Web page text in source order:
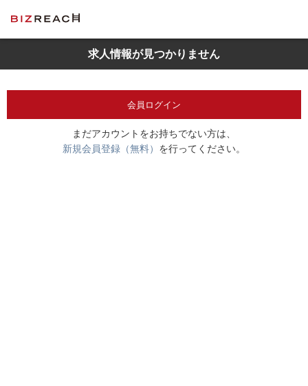
求人情報が見つかりません
会員ログイン
まだアカウントをお持ちでない方は、
新規会員登録（無料） を行ってください。